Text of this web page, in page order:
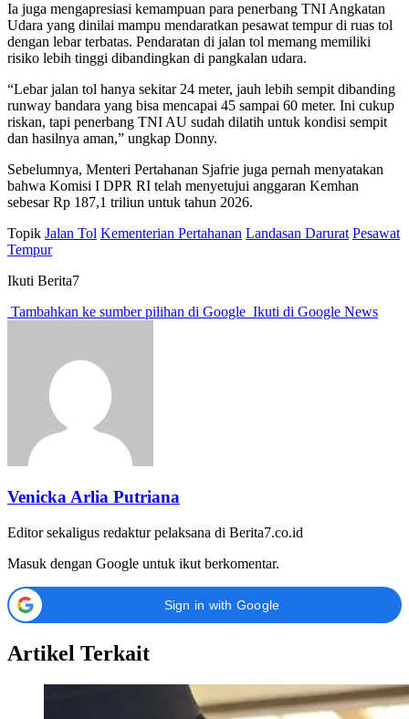
Ia juga mengapresiasi kemampuan para penerbang TNI Angkatan
Udara yang dinilai mampu mendaratkan pesawat tempur di ruas tol
dengan lebar terbatas. Pendaratan di jalan tol memang memiliki
risiko lebih tinggi dibandingkan di pangkalan udara.
“Lebar jalan tol hanya sekitar 24 meter, jauh lebih sempit dibanding
runway bandara yang bisa mencapai 45 sampai 60 meter. Ini cukup
riskan, tapi penerbang TNI AU sudah dilatih untuk kondisi sempit
dan hasilnya aman,” ungkap Donny.
Sebelumnya, Menteri Pertahanan Sjafrie juga pernah menyatakan
bahwa Komisi I DPR RI telah menyetujui anggaran Kemhan
sebesar Rp 187,1 triliun untuk tahun 2026.
Topik Jalan Tol Kementerian Pertahanan Landasan Darurat Pesawat
Tempur
Ikuti Berita7
Tambahkan ke sumber pilihan di Google Ikuti di Google News
Venicka Arlia Putriana
Editor sekaligus redaktur pelaksana di Berita7.co.id
Masuk dengan Google untuk ikut berkomentar.
Sign in with Google
Artikel Terkait